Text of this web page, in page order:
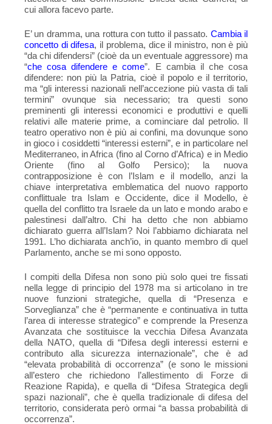
cui allora facevo parte.
E’ un dramma, una rottura con tutto il passato. Cambia il
concetto di difesa, il problema, dice il ministro, non è più
“da chi difendersi” (cioè da un eventuale aggressore) ma
“che cosa difendere e come”. E cambia il che cosa
difendere: non più la Patria, cioè il popolo e il territorio,
ma “gli interessi nazionali nell’accezione più vasta di tali
termini” ovunque sia necessario; tra questi sono
preminenti gli interessi economici e produttivi e quelli
relativi alle materie prime, a cominciare dal petrolio. Il
teatro operativo non è più ai confini, ma dovunque sono
in gioco i cosiddetti “interessi esterni”, e in particolare nel
Mediterraneo, in Africa (fino al Corno d’Africa) e in Medio
Oriente (fino al Golfo Persico); la nuova
contrapposizione è con l’Islam e il modello, anzi la
chiave interpretativa emblematica del nuovo rapporto
conflittuale tra Islam e Occidente, dice il Modello, è
quella del conflitto tra Israele da un lato e mondo arabo e
palestinesi dall’altro. Chi ha detto che non abbiamo
dichiarato guerra all’Islam? Noi l’abbiamo dichiarata nel
1991. L’ho dichiarata anch’io, in quanto membro di quel
Parlamento, anche se mi sono opposto.
I compiti della Difesa non sono più solo quei tre fissati
nella legge di principio del 1978 ma si articolano in tre
nuove funzioni strategiche, quella di “Presenza e
Sorveglianza” che è “permanente e continuativa in tutta
l’area di interesse strategico” e comprende la Presenza
Avanzata che sostituisce la vecchia Difesa Avanzata
della NATO, quella di “Difesa degli interessi esterni e
contributo alla sicurezza internazionale”, che è ad
“elevata probabilità di occorrenza” (e sono le missioni
all’estero che richiedono l’allestimento di Forze di
Reazione Rapida), e quella di “Difesa Strategica degli
spazi nazionali”, che è quella tradizionale di difesa del
territorio, considerata però ormai “a bassa probabilità di
occorrenza”.